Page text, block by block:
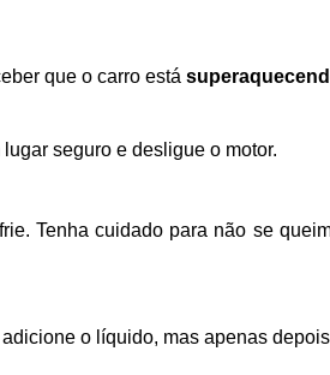
que o carro está
seguro e desligue o motor.